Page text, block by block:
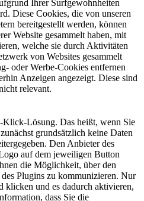
Ihrer Surfgewohnheiten
Diese Cookies, die von unseren
bereitgestellt werden, können
Website gesammelt haben, mit
welche sie durch Aktivitäten
von Websites gesammelt
oder Werbe-Cookies entfernen
Anzeigen angezeigt. Diese sind
relevant.
Lösung. Das heißt, wenn Sie
grundsätzlich keine Daten
Den Anbieter des
auf dem jeweiligen Button
die Möglichkeit, über den
Plugins zu kommunizieren. Nur
klicken und es dadurch aktivieren,
dass Sie die